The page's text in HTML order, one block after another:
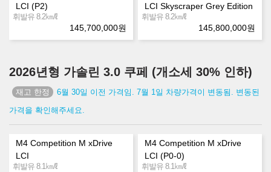
LCI (P2)
휘발유 8.2㎞/ℓ
145,700,000원
LCI Skyscraper Grey Edition
휘발유 8.2㎞/ℓ
145,800,000원
2026년형 가솔린 3.0 쿠페 (개소세 30% 인하)
6월 30일 이전 가격임. 7월 1일 차량가격이 변동됨. 변동된
가격을 확인해주세요.
M4 Competition M xDrive
LCI
휘발유 8.1㎞/ℓ
M4 Competition M xDrive
LCI (P0-0)
휘발유 8.1㎞/ℓ